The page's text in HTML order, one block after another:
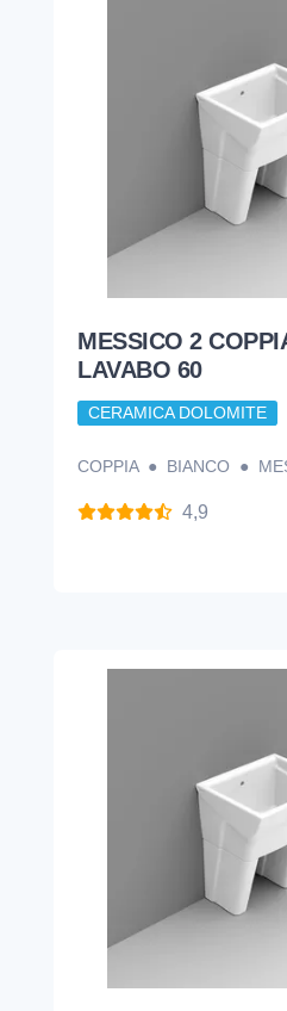
MESSICO 2
LAVABO 60
CERAMICA DOLOMITE
COPPIA ● BIANCO ●
4,9